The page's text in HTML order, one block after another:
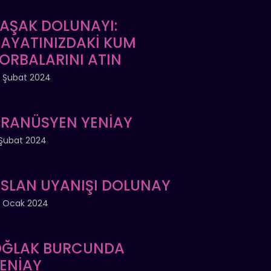
DOLUNAYI:
KUM
ATIN
Şubat 2024
YENİAY
2024
UYANIŞI DOLUNAY
Ocak 2024
BURCUNDA